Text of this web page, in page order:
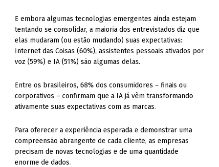
E embora algumas tecnologias emergentes ainda estejam
tentando se consolidar, a maioria dos entrevistados diz que
elas mudaram (ou estão mudando) suas expectativas:
Internet das Coisas (60%), assistentes pessoais ativados por
voz (59%) e IA (51%) são algumas delas.
Entre os brasileiros, 68% dos consumidores – finais ou
corporativos – confirmam que a IA já vêm transformando
ativamente suas expectativas com as marcas.
Para oferecer a experiência esperada e demonstrar uma
compreensão abrangente de cada cliente, as empresas
precisam de novas tecnologias e de uma quantidade
enorme de dados.